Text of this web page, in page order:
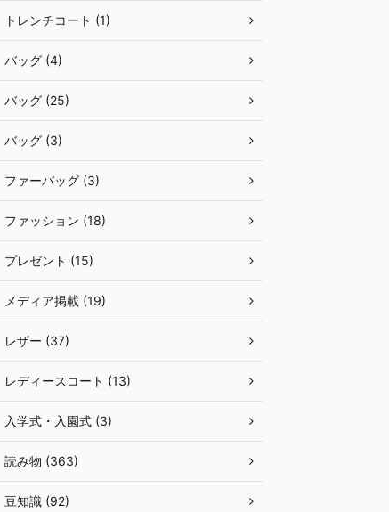
トレンチコート (1)
バッグ (4)
バッグ (25)
バッグ (3)
ファーバッグ (3)
ファッション (18)
プレゼント (15)
メディア掲載 (19)
レザー (37)
レディースコート (13)
入学式・入園式 (3)
読み物 (363)
豆知識 (92)